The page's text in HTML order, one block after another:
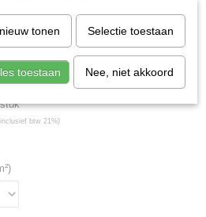
V4 Waal 6079
btw 21%)
tonen Selectie toestaan
toestaan Nee, niet akkoord